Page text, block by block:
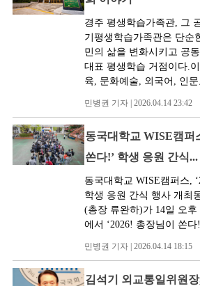
경주 평생학습가족관, 그
기평생학습가족관은 단순
민의 삶을 변화시키고 공
대표 평생학습 거점이다.
육, 문화예술, 외국어, 인
민병권 기자 | 2026.04.14 23:42
동국대학교 WISE캠퍼
쏜다!’ 학생 응원 간식...
동국대학교 WISE캠퍼스,
학생 응원 간식 행사 개최
(총장 류완하)가 14일 오
에서 ‘2026! 총장님이 쏜
민병권 기자 | 2026.04.14 18:15
김석기 외교통일위원